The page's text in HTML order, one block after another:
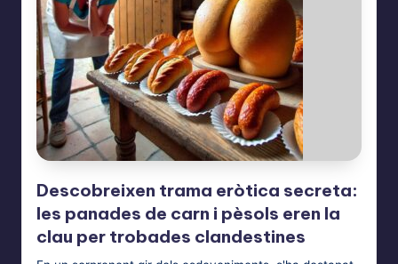
Descobreixen trama eròtica secreta:
les panades de carn i pèsols eren la
clau per trobades clandestines